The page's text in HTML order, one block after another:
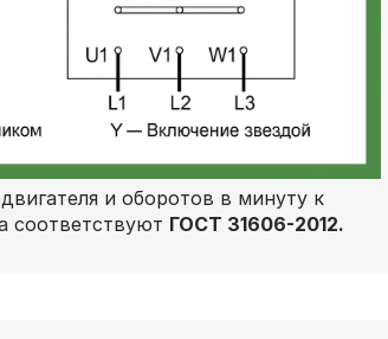
и оборотов в минуту к
соответствуют ГОСТ 31606-2012.